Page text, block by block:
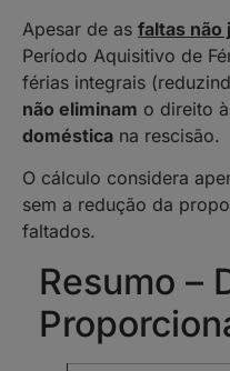
Apesar de as faltas não
Período Aquisitivo de
férias integrais
não eliminam o direito
doméstica na rescisão.
O cálculo considera
sem a redução da
faltados.
Resumo –